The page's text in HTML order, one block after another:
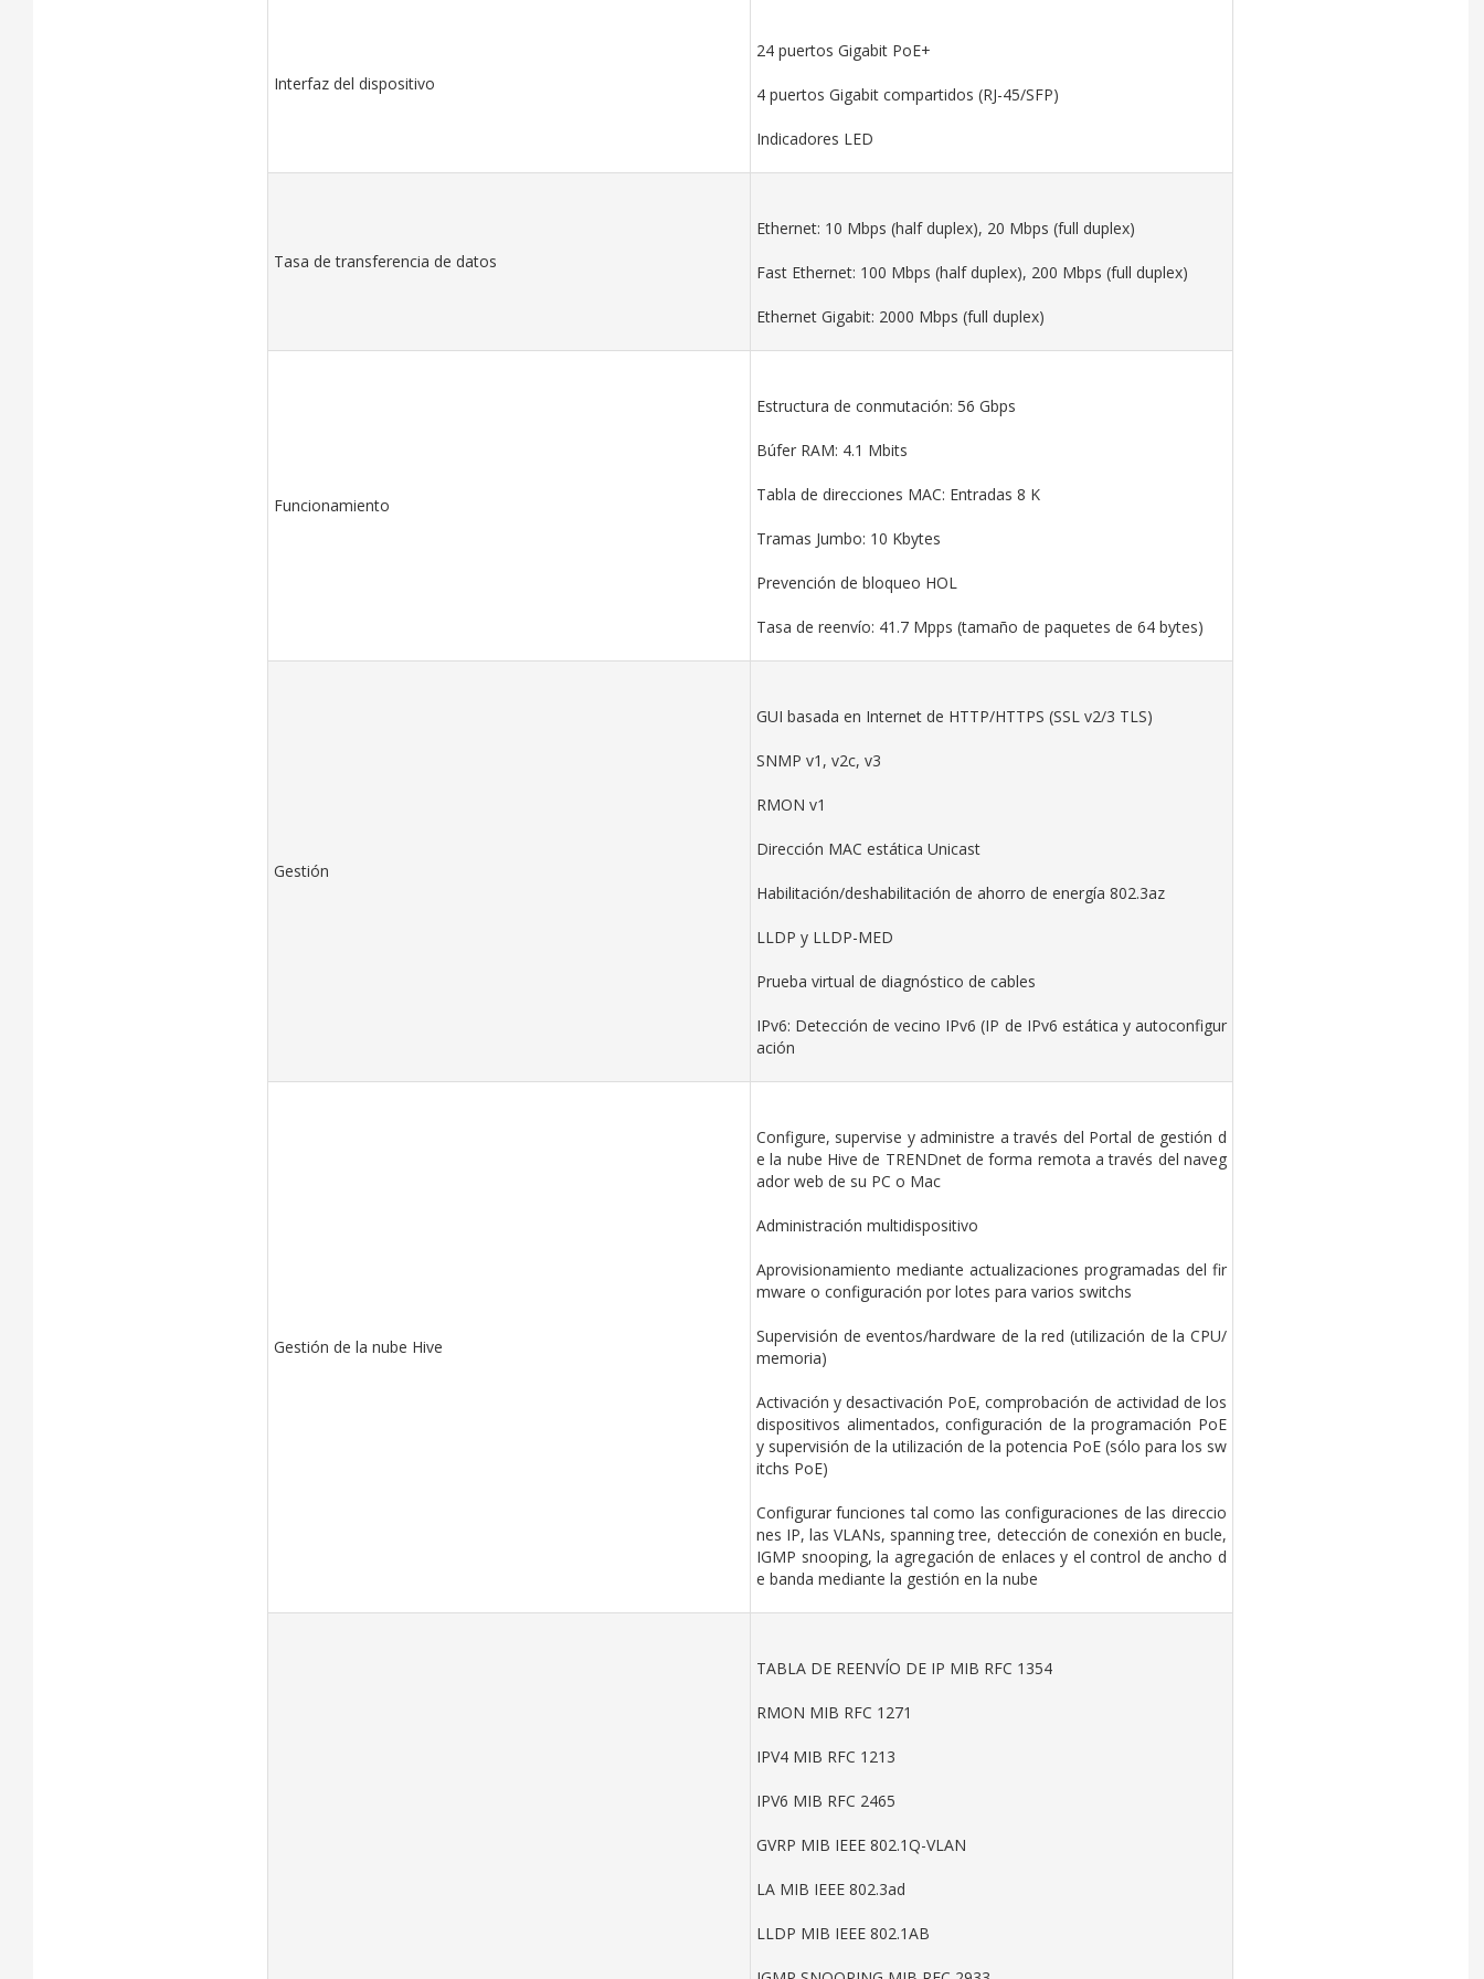
Interfaz del dispositivo
24 puertos Gigabit PoE+
4 puertos Gigabit compartidos (RJ-45/SFP)
Indicadores LED
Tasa de transferencia de datos
Ethernet: 10 Mbps (half duplex), 20 Mbps (full duplex)
Fast Ethernet: 100 Mbps (half duplex), 200 Mbps (full duplex)
Ethernet Gigabit: 2000 Mbps (full duplex)
Funcionamiento
Estructura de conmutación: 56 Gbps
Búfer RAM: 4.1 Mbits
Tabla de direcciones MAC: Entradas 8 K
Tramas Jumbo: 10 Kbytes
Prevención de bloqueo HOL
Tasa de reenvío: 41.7 Mpps (tamaño de paquetes de 64 bytes)
Gestión
GUI basada en Internet de HTTP/HTTPS (SSL v2/3 TLS)
SNMP v1, v2c, v3
RMON v1
Dirección MAC estática Unicast
Habilitación/deshabilitación de ahorro de energía 802.3az
LLDP y LLDP-MED
Prueba virtual de diagnóstico de cables
IPv6: Detección de vecino IPv6 (IP de IPv6 estática y autoconfigur
ación
Gestión de la nube Hive
Configure, supervise y administre a través del Portal de gestión d
e la nube Hive de TRENDnet de forma remota a través del naveg
ador web de su PC o Mac
Administración multidispositivo
Aprovisionamiento mediante actualizaciones programadas del fir
mware o configuración por lotes para varios switchs
Supervisión de eventos/hardware de la red (utilización de la CPU/
memoria)
Activación y desactivación PoE, comprobación de actividad de los
dispositivos alimentados, configuración de la programación PoE
y supervisión de la utilización de la potencia PoE (sólo para los sw
itchs PoE)
Configurar funciones tal como las configuraciones de las direccio
nes IP, las VLANs, spanning tree, detección de conexión en bucle,
IGMP snooping, la agregación de enlaces y el control de ancho d
e banda mediante la gestión en la nube
TABLA DE REENVÍO DE IP MIB RFC 1354
RMON MIB RFC 1271
IPV4 MIB RFC 1213
IPV6 MIB RFC 2465
GVRP MIB IEEE 802.1Q-VLAN
LA MIB IEEE 802.3ad
LLDP MIB IEEE 802.1AB